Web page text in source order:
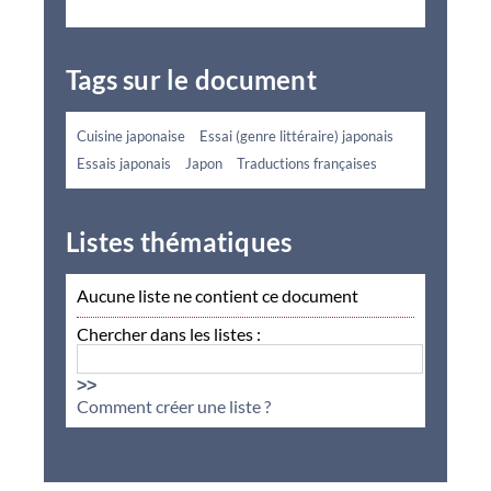
Tags sur le document
Cuisine japonaise
Essai (genre littéraire) japonais
Essais japonais
Japon Traductions françaises
Listes thématiques
Aucune liste ne contient ce document
Chercher dans les listes :
>>
Comment créer une liste ?